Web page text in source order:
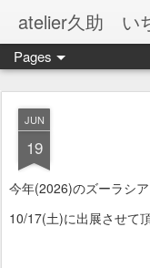
atelier久助 い
Pages
JUN
19
今年(2026)のズーラシ
10/17(土)に出展させて